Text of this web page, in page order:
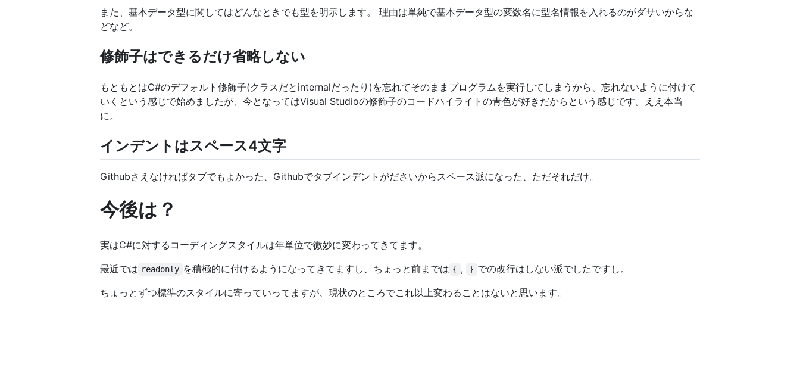
また、基本データ型に関してはどんなときでも型を明示します。 理由は単純で基本データ型の変数名に型名情報を入れるのがダサいからな
どなど。
修飾子はできるだけ省略しない
もともとはC#のデフォルト修飾子(クラスだとinternalだったり)を忘れてそのままプログラムを実行してしまうから、忘れないように付けて
いくという感じで始めましたが、今となってはVisual Studioの修飾子のコードハイライトの青色が好きだからという感じです。ええ本当
に。
インデントはスペース4文字
Githubさえなければタブでもよかった、Githubでタブインデントがださいからスペース派になった、ただそれだけ。
今後は？
実はC#に対するコーディングスタイルは年単位で微妙に変わってきてます。
最近では readonly を積極的に付けるようになってきてますし、ちょっと前までは { , } での改行はしない派でしたですし。
ちょっとずつ標準のスタイルに寄っていってますが、現状のところでこれ以上変わることはないと思います。